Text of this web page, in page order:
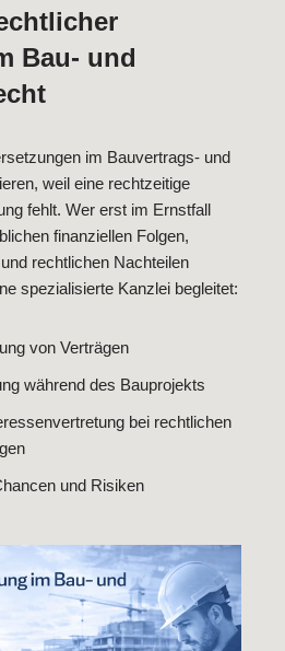
Bau- und
im Bauvertrags- und
weil eine rechtzeitige
fehlt. Wer erst im Ernstfall
finanziellen Folgen,
rechtlichen Nachteilen
spezialisierte Kanzlei begleitet:
von Verträgen
während des Bauprojekts
bei rechtlichen
und Risiken